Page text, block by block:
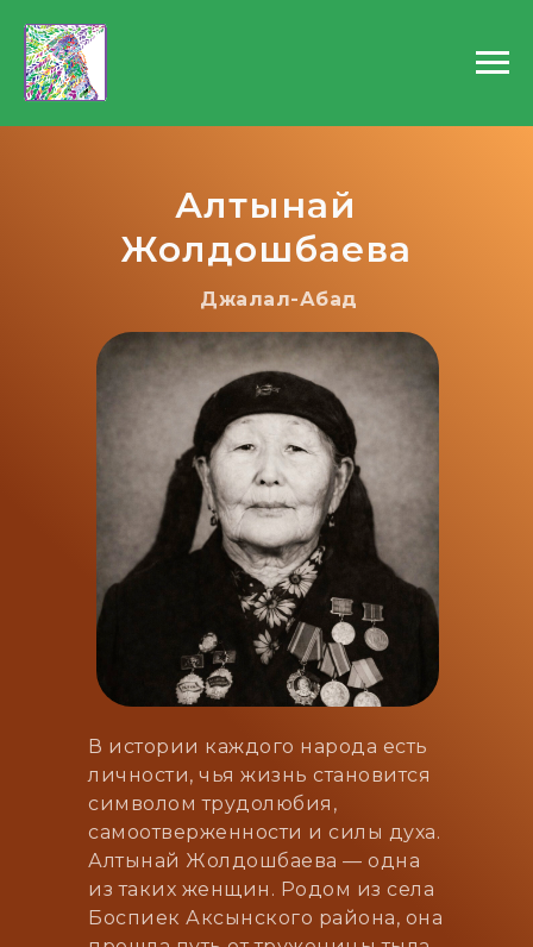
Алтынай
Жолдошбаева
Джалал-Абад
В истории каждого народа есть
личности, чья жизнь становится
символом трудолюбия,
самоотверженности и силы духа.
Алтынай Жолдошбаева — одна
из таких женщин. Родом из села
Боспиек Аксынского района, она